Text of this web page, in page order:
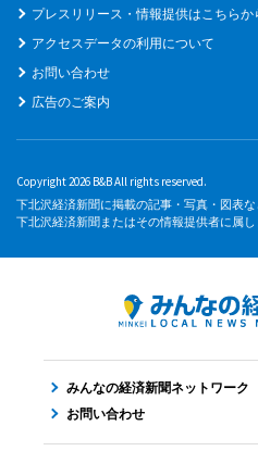
プレスリリース・情報提供はこちらか
アクセスデータの利用について
お問い合わせ
広告のご案内
Copyright 2026 B&B All rights reserved.
下北沢経済新聞に掲載の記事・写真・図表
下北沢経済新聞またはその情報提供者に属し
みんなの経済新聞ネットワーク
お問い合わせ